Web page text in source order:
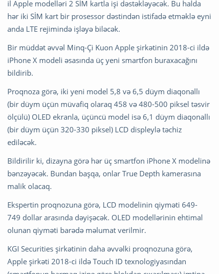
il Apple modelləri 2 SİM kartla işi dəstəkləyəcək. Bu halda
hər iki SİM kart bir prosessor dəstindən istifadə etməklə eyni
anda LTE rejimində işləyə biləcək.
Bir müddət əvvəl Minq-Çi Kuon Apple şirkətinin 2018-ci ildə
iPhone X modeli əsasında üç yeni smartfon buraxacağını
bildirib.
Proqnoza görə, iki yeni model 5,8 və 6,5 düym diaqonallı
(bir düym üçün müvafiq olaraq 458 və 480-500 piksel təsvir
ölçülü) OLED ekranla, üçüncü model isə 6,1 düym diaqonallı
(bir düym üçün 320-330 piksel) LCD displeylə təchiz
ediləcək.
Bildirilir ki, dizayna görə hər üç smartfon iPhone X modelinə
bənzəyəcək. Bundan başqa, onlar True Depth kamerasına
malik olacaq.
Ekspertin proqnozuna görə, LCD modelinin qiyməti 649-
749 dollar arasında dəyişəcək. OLED modellərinin ehtimal
olunan qiyməti barədə məlumat verilmir.
KGI Securities şirkətinin daha əvvəlki proqnozuna görə,
Apple şirkəti 2018-ci ildə Touch ID texnologiyasından